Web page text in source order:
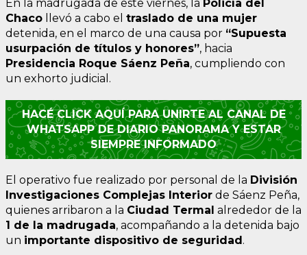
En la madrugada de este viernes, la Policía del
Chaco llevó a cabo el traslado de una mujer
detenida, en el marco de una causa por “Supuesta
usurpación de títulos y honores”, hacia
Presidencia Roque Sáenz Peña, cumpliendo con
un exhorto judicial.
HACÉ CLICK AQUÍ PARA UNIRTE AL CANAL DE
WHATSAPP DE DIARIO PANORAMA Y ESTAR
SIEMPRE INFORMADO
El operativo fue realizado por personal de la División
Investigaciones Complejas Interior de Sáenz Peña,
quienes arribaron a la Ciudad Termal alrededor de la
1 de la madrugada, acompañando a la detenida bajo
un importante dispositivo de seguridad.